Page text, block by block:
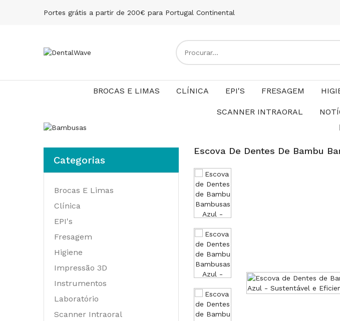
Portes grátis a partir de 200€ para Portugal Continental
BROCAS E LIMAS CLÍNICA EPI'S FRESAGEM
SCANNER INTRAORAL
Categorias
Brocas E Limas
Clínica
EPI's
Fresagem
Higiene
Impressão 3D
Instrumentos
Laboratório
Scanner Intraoral
Escova De Dentes De Bambu